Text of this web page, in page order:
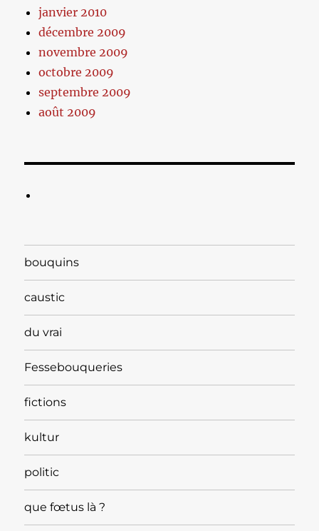
janvier 2010
décembre 2009
novembre 2009
octobre 2009
septembre 2009
août 2009
bouquins
caustic
du vrai
Fessebouqueries
fictions
kultur
politic
que fœtus là ?